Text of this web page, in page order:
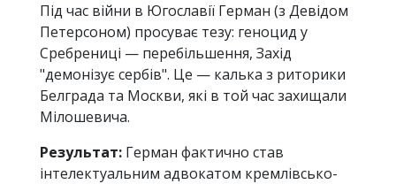
Під час війни в Югославії Герман (з Девідом
Петерсоном) просуває тезу: геноцид у
Сребрениці — перебільшення, Захід
"демонізує сербів". Це — калька з риторики
Белграда та Москви, які в той час захищали
Мілошевича.
Результат: Герман фактично став
інтелектуальним адвокатом кремлівсько-